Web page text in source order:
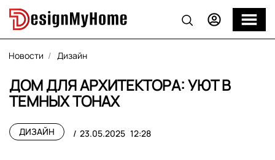
Новости Дизайн
ДОМ ДЛЯ АРХИТЕКТОРА: УЮТ В
ТЕМНЫХ ТОНАХ
ДИЗАЙН 23.05.2025 12:28